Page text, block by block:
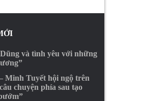
và tình yêu với những
Minh Tuyết hội ngộ trên
chuyện phía sau tạo